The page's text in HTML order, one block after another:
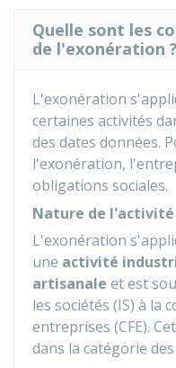
Quelle sont les
de l'exonération ?
L'exonération
certaines activités
des dates données.
l'exonération,
obligations sociales.
Nature de
L'exonération
une activité
artisanale et est
les sociétés (IS) à la
entreprises (CFE).
dans la catégorie des